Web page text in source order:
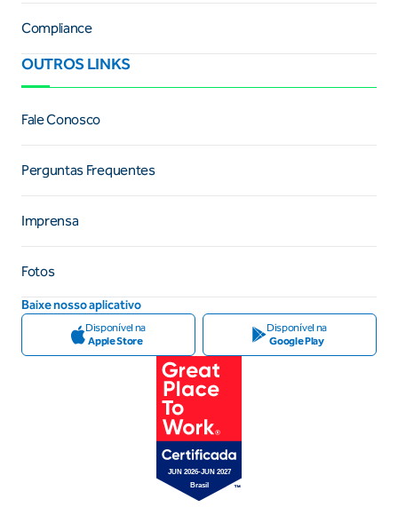
Compliance
OUTROS LINKS
Fale Conosco
Perguntas Frequentes
Imprensa
Fotos
Baixe nosso aplicativo
Disponível na
Apple Store
Disponível na
Google Play